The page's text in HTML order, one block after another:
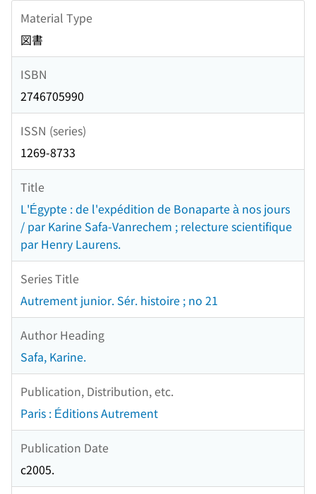
Material Type
図書
ISBN
2746705990
ISSN (series)
1269-8733
Title
L'Égypte : de l'expédition de Bonaparte à nos jours
/ par Karine Safa-Vanrechem ; relecture scientifique
par Henry Laurens.
Series Title
Autrement junior. Sér. histoire ; no 21
Author Heading
Safa, Karine.
Publication, Distribution, etc.
Paris : Éditions Autrement
Publication Date
c2005.